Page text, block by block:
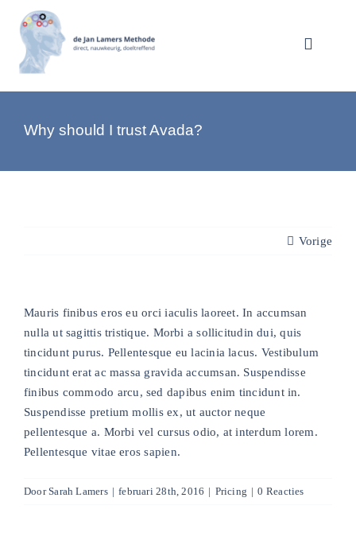
naar
inhoud
Toggle
CONTACT
Why should I trust Avada?
Vorige
Mauris finibus eros eu orci iaculis laoreet. In accumsan
nulla ut sagittis tristique. Morbi a sollicitudin dui, quis
tincidunt purus. Pellentesque eu lacinia lacus. Vestibulum
tincidunt erat ac massa gravida accumsan. Suspendisse
finibus commodo arcu, sed dapibus enim tincidunt in.
Suspendisse pretium mollis ex, ut auctor neque
pellentesque a. Morbi vel cursus odio, at interdum lorem.
Pellentesque vitae eros sapien.
DoorSarah Lamers | februari 28th, 2016 | Pricing | 0 Reacties